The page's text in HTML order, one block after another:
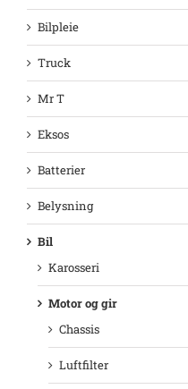
Bilpleie
Truck
Mr T
Eksos
Batterier
Belysning
Bil
Karosseri
Motor og gir
Chassis
Luftfilter